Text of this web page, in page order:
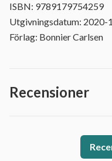
ISBN: 9789179754259
Utgivningsdatum: 2020-
Förlag: Bonnier Carlsen
Recensioner